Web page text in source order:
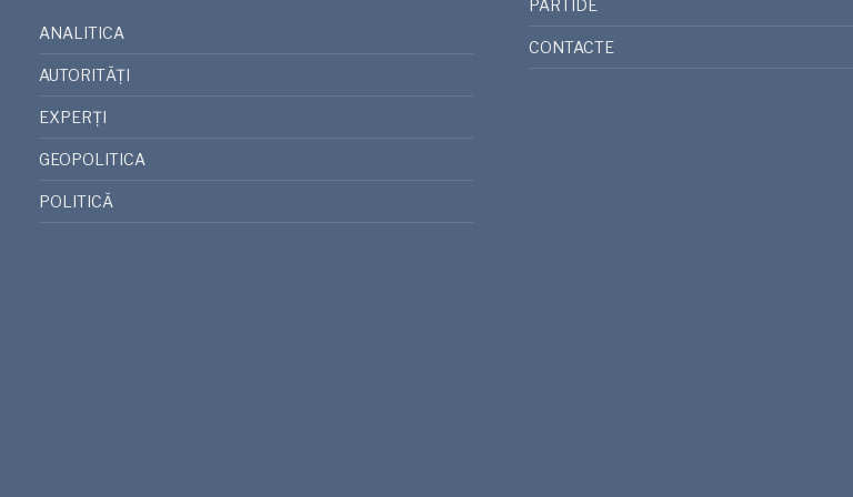
ANALITICA
AUTORITĂȚI
EXPERȚI
GEOPOLITICA
POLITICĂ
PARTIDE
CONTACTE